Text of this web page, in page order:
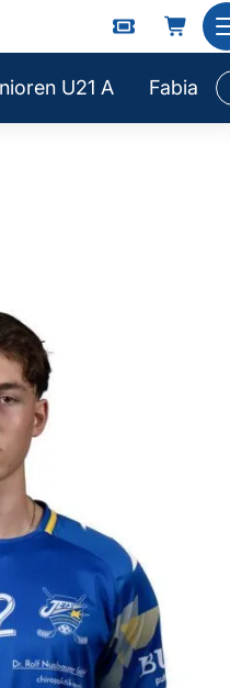
U21 A Fabian